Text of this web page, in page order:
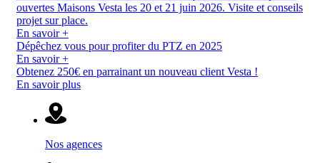
ouvertes Maisons Vesta les 20 et 21 juin 2026. Visite et conseils
projet sur place.
En savoir +
Dépêchez vous pour profiter du PTZ en 2025
En savoir +
Obtenez 250€ en parrainant un nouveau client Vesta !
En savoir plus
Nos agences